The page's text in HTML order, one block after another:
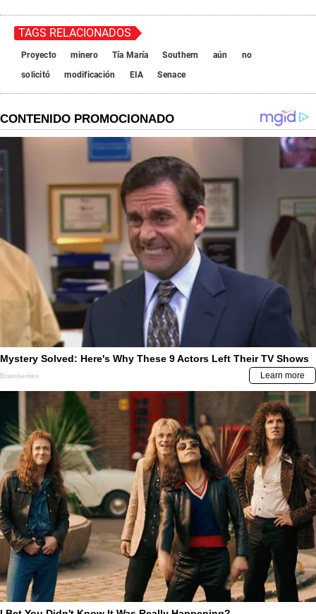
TAGS RELACIONADOS
Proyecto minero Tía María Southern aún
no
solicitó
modificación EIA Senace